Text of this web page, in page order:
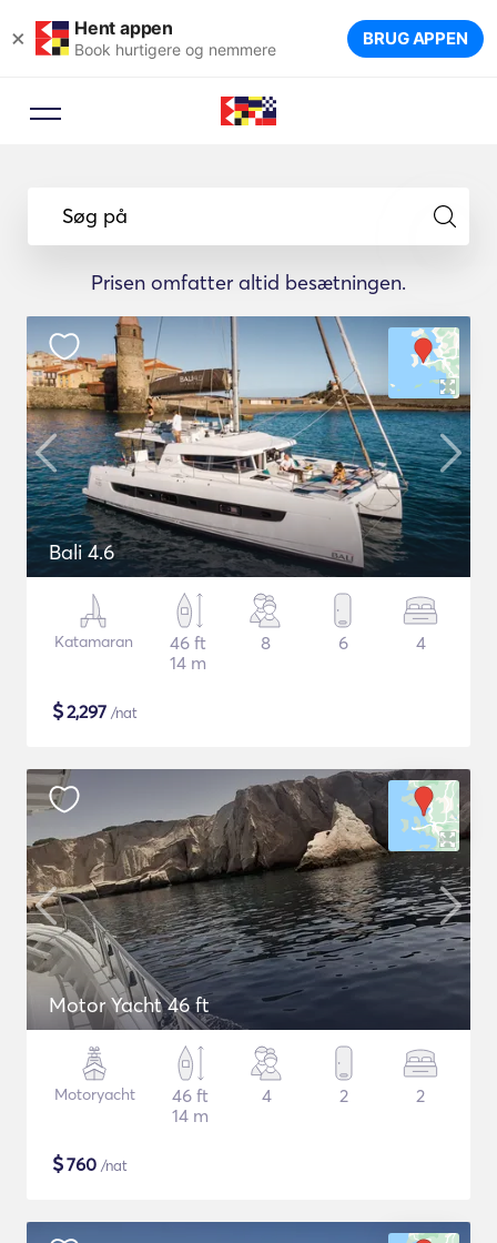
× Hent appen
Book hurtigere og nemmere BRUG APPEN
Søg på
Prisen omfatter altid besætningen.
Bali 4.6
Katamaran
46 ft
14 m
8 6 4
$2,297 /nat
Motor Yacht 46 ft
Motoryacht
46 ft
14 m
4 2 2
$760 /nat